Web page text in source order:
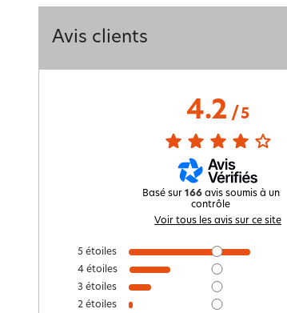
Avis clients
4.2/ 5
Basé sur 166 avis soumis à un
contrôle
Voir tous les avis sur ce site
5 étoiles
4 étoiles
3 étoiles
2 étoiles